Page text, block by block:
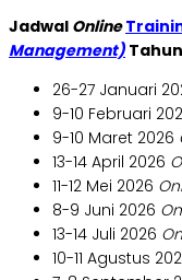
Jadwal Online
Management)
26-27 Januari
9-10 Februari
9-10 Maret 2026
13-14 April 2026
11-12 Mei 2026
8-9 Juni 2026
13-14 Juli 2026
10-11 Agustus